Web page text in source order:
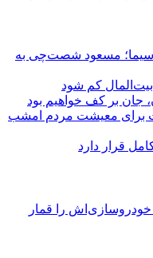
سیما؛ مسعود شصت‌چی به
کم شود
جان بر کف خواهیم بود
برای معیشت مردم امشب
قرار دارد
خودروسازی‌اش را قمار